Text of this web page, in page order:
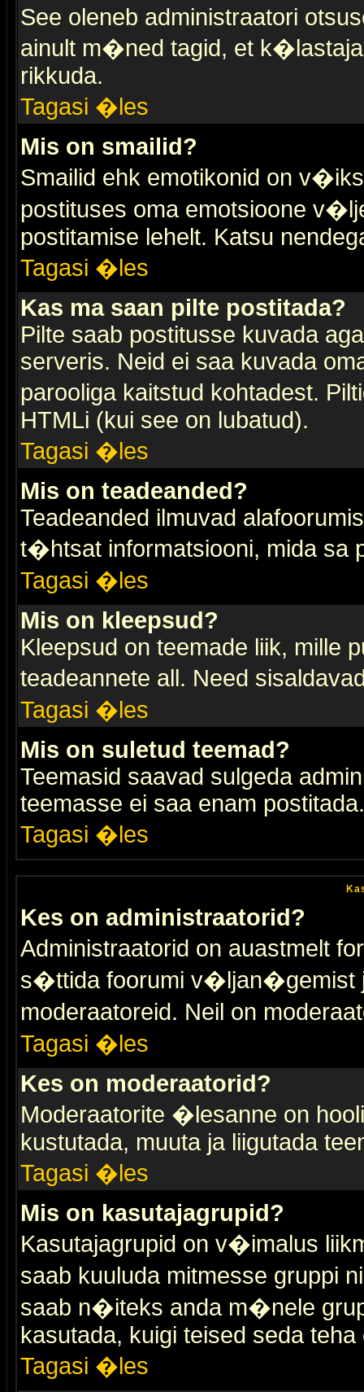
See oleneb administraatori
ainult m�ned tagid, et
rikkuda.
Tagasi �les
Mis on smailid?
Smailid ehk emotikonid on
postituses oma emotsioone
postitamise lehelt. Katsu
Tagasi �les
Kas ma saan pilte postitada?
Pilte saab postitusse kuvada
serveris. Neid ei saa kuvada
parooliga kaitstud kohtadest.
HTMLi (kui see on lubatud).
Tagasi �les
Mis on teadeanded?
Teadeanded ilmuvad
t�htsat informatsiooni, mida sa
Tagasi �les
Mis on kleepsud?
Kleepsud on teemade liik, mille
teadeannete all. Need
Tagasi �les
Mis on suletud teemad?
Teemasid saavad sulgeda
teemasse ei saa enam postitada.
Tagasi �les
Kes on administraatorid?
Administraatorid on auastmelt
s�ttida foorumi v�ljan�gemist
moderaatoreid. Neil on
Tagasi �les
Kes on moderaatorid?
Moderaatorite �lesanne on
kustutada, muuta ja liigutada
Tagasi �les
Mis on kasutajagrupid?
Kasutajagrupid on v�imalus
saab kuuluda mitmesse gruppi
saab n�iteks anda m�nele
kasutada, kuigi teised seda teha
Tagasi �les